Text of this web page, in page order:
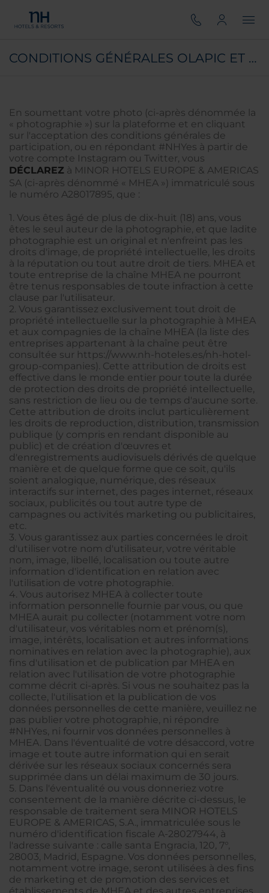
CONDITIONS GÉNÉRALES OLAPIC ET POLITIQUE DE CONFIDENTIALITÉ MINOR HOTELS EUROPE & AMERICAS
En soumettant votre photo (ci-après dénommée la
« photographie ») sur la plateforme et en cliquant
sur l'acceptation des conditions générales de
participation, ou en répondant #NHYes à partir de
votre compte Instagram ou Twitter, vous
DÉCLAREZ à MINOR HOTELS EUROPE & AMERICAS
SA (ci-après dénommé « MHEA ») immatriculé sous
le numéro A28017895, que :
1. Vous êtes âgé de plus de dix-huit (18) ans, vous
êtes le seul auteur de la photographie, et que ladite
photographie est un original et n'enfreint pas les
droits d'image, de propriété intellectuelle, les droits
à la réputation ou tout autre droit de tiers. MHEA et
toute entreprise de la chaîne MHEA ne pourront
être tenus responsables de toute infraction à cette
clause par l'utilisateur.
2. Vous garantissez exclusivement tout droit de
propriété intellectuelle sur la photographie à MHEA
et aux compagnies de la chaîne MHEA (la liste des
entreprises appartenant à la chaîne peut être
consultée sur https://www.nh-hoteles.es/nh-hotel-
group-companies). Cette attribution de droits est
effective dans le monde entier pour toute la durée
de protection des droits de propriété intellectuelle,
sans restriction de lieu ou de temps d'aucune sorte.
Cette attribution de droits inclut particulièrement
les droits de reproduction, distribution, transmission
publique (y compris en rendant disponible au
public) et de création d'œuvres et
d'enregistrements audiovisuels dérivés de quelque
manière et de quelque forme que ce soit, qu'ils
soient analogique, numérique, des réseaux
interactifs sur internet, des pages internet, réseaux
sociaux, publicités ou tout autre type de
campagnes ou activités marketing ou publicitaires,
etc.
3. Vous garantissez aux parties concernées le droit
d'utiliser votre nom d'utilisateur, votre véritable
nom, image, libellé, localisation ou toute autre
information d'identification en relation avec
l'utilisation de votre photographie.
4. Vous autorisez MHEA à collecter toute
information personnelle fournie par vous, ou que
MHEA aurait pu collecter (notamment votre nom
d'utilisateur, vos véritables nom et prénom(s),
image, intérêts, localisation et autres informations
nominatives en relation avec la photographie), aux
fins d'utilisation et de publication par MHEA en
relation avec l'utilisation de votre photographie
comme décrit ci-après. Si vous ne souhaitez pas la
collecte, l'utilisation et la publication de vos
données personnelles de cette manière, veuillez ne
pas publier votre photographie, ni répondre
#NHYes, ni fournir vos données personnelles à
MHEA. Dans l'éventualité de votre désaccord, votre
image et toute autre information qui en serait
dérivée sur les réseaux sociaux concernés sera
supprimée dans un délai maximum de 30 jours.
5. Dans l'éventualité ou vous donneriez votre
consentement de la manière décrite ci-dessus, le
responsable de traitement sera MINOR HOTELS
EUROPE & AMERICAS, S.A., immatriculée sous le
numéro d'identification fiscale A-28027944, à
l'adresse suivante : calle santa Engracia, 120, 7°,
28003, Madrid, Espagne. Vos données personnelles,
notamment votre image, seront utilisées à des fins
de marketing et de promotion des services et